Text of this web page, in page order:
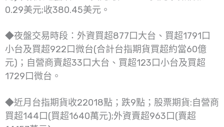
0.29美元;收380.45美元。
◆夜盤交易時段：外資買超877口大台、買超1791口
小台及買超922口微台(合計台指期貨買超約當60億
元)；自營商賣超33口大台、買超123口小台及買超
1729口微台。
◆近月台指期貨收22018點；跌9點；股票期貨:自營商
買超144口(買超1640萬元);外資賣超963口(賣超